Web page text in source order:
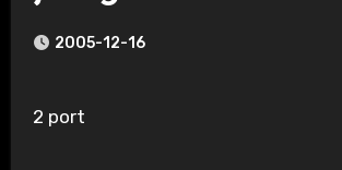
2005-12-16
2 port